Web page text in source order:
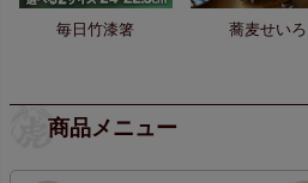
毎日竹漆箸 蕎麦せいろ
商品メニュー